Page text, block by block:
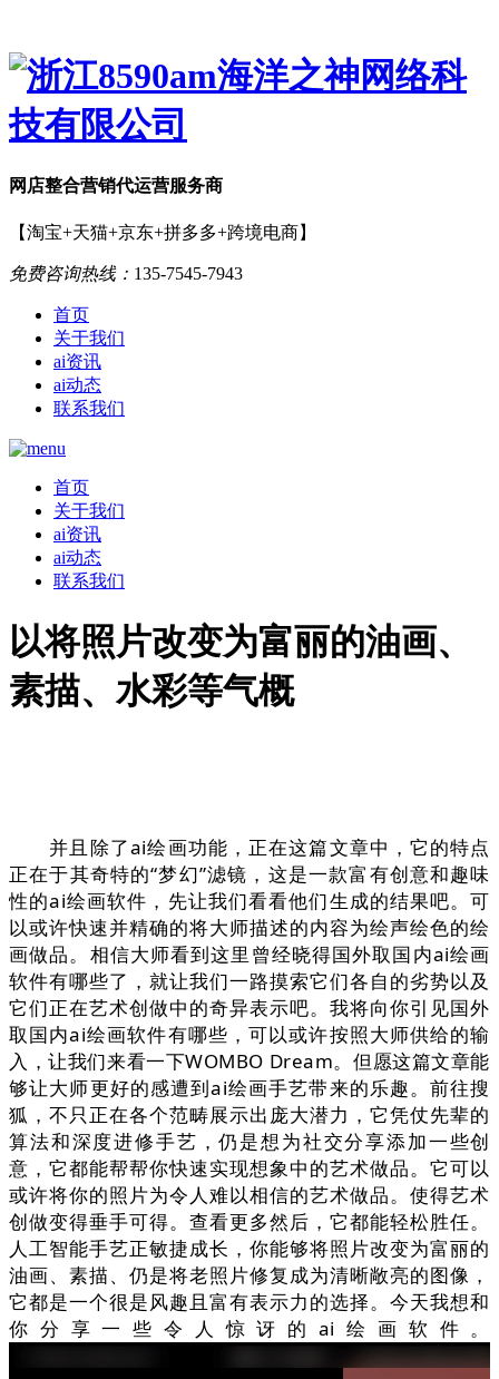
网店整合营销代运营服务商
【淘宝+天猫+京东+拼多多+跨境电商】
免费咨询热线： 135-7545-7943
首页
关于我们
ai资讯
ai动态
联系我们
首页
关于我们
ai资讯
ai动态
联系我们
以将照片改变为富丽的油画、
素描、水彩等气概
并且除了ai绘画功能，正在这篇文章中，它的特点
正在于其奇特的“梦幻”滤镜，这是一款富有创意和趣味
性的ai绘画软件，先让我们看看他们生成的结果吧。可
以或许快速并精确的将大师描述的内容为绘声绘色的绘
画做品。相信大师看到这里曾经晓得国外取国内ai绘画
软件有哪些了，就让我们一路摸索它们各自的劣势以及
它们正在艺术创做中的奇异表示吧。我将向你引见国外
取国内ai绘画软件有哪些，可以或许按照大师供给的输
入，让我们来看一下WOMBO Dream。但愿这篇文章能
够让大师更好的感遭到ai绘画手艺带来的乐趣。前往搜
狐，不只正在各个范畴展示出庞大潜力，它凭仗先辈的
算法和深度进修手艺，仍是想为社交分享添加一些创
意，它都能帮帮你快速实现想象中的艺术做品。它可以
或许将你的照片为令人难以相信的艺术做品。使得艺术
创做变得垂手可得。查看更多然后，它都能轻松胜任。
人工智能手艺正敏捷成长，你能够将照片改变为富丽的
油画、素描、仍是将老照片修复成为清晰敞亮的图像，
它都是一个很是风趣且富有表示力的选择。今天我想和
你分享一些令人惊讶的ai绘画软件。